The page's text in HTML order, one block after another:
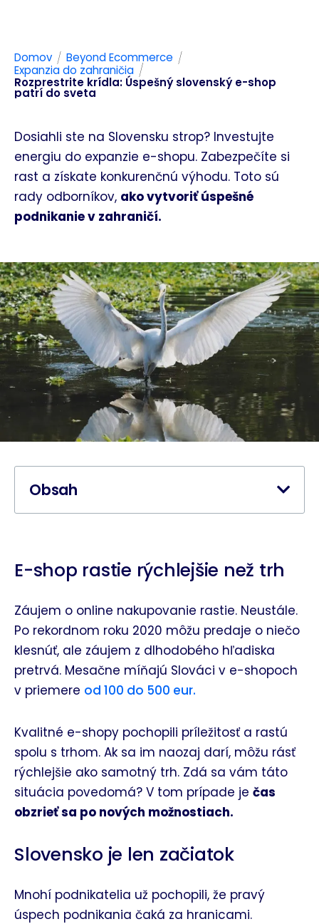
Domov / Beyond Ecommerce /
Expanzia do zahraničia /
Rozprestrite krídla: Úspešný slovenský e-shop
patrí do sveta
Dosiahli ste na Slovensku strop? Investujte
energiu do expanzie e-shopu. Zabezpečíte si
rast a získate konkurenčnú výhodu. Toto sú
rady odborníkov, ako vytvoriť úspešné
podnikanie v zahraničí.
Obsah
E-shop rastie rýchlejšie než trh
Záujem o online nakupovanie rastie. Neustále.
Po rekordnom roku 2020 môžu predaje o niečo
klesnúť, ale záujem z dlhodobého hľadiska
pretrvá. Mesačne míňajú Slováci v e-shopoch
v priemere od 100 do 500 eur.
Kvalitné e-shopy pochopili príležitosť a rastú
spolu s trhom. Ak sa im naozaj darí, môžu rásť
rýchlejšie ako samotný trh. Zdá sa vám táto
situácia povedomá? V tom prípade je čas
obzrieť sa po nových možnostiach.
Slovensko je len začiatok
Mnohí podnikatelia už pochopili, že pravý
úspech podnikania čaká za hranicami.